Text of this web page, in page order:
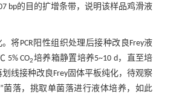
bp的目的扩增条带，说明该样品鸡滑液
将PCR阳性组织处理后接种改良Frey液
5% CO2培养箱静置培养5~10 d，直至培
线接种改良Frey固体平板纯化，待观察
菌落，挑取单菌落进行液体培养，如此